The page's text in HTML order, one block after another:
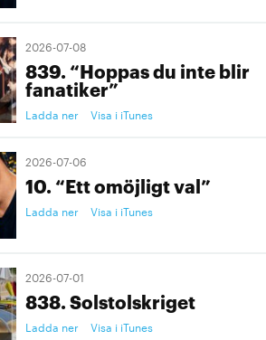
2026-07-08
839. “Hoppas du inte blir
fanatiker”
Ladda ner Visa i iTunes
2026-07-06
10. “Ett omöjligt val”
Ladda ner Visa i iTunes
2026-07-01
838. Solstolskriget
Ladda ner Visa i iTunes